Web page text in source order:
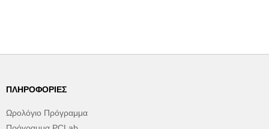
ΠΛΗΡΟΦΟΡΊΕΣ
Ωρολόγιο Πρόγραμμα